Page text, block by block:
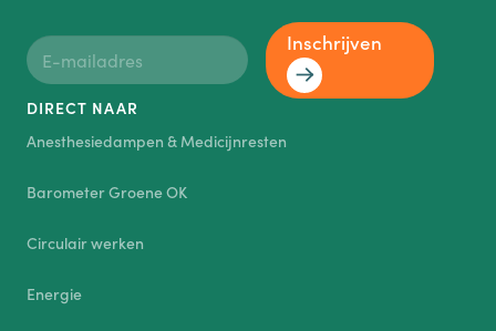
Inschrijven
DIRECT NAAR
Anesthesiedampen & Medicijnresten
Barometer Groene OK
Circulair werken
Energie